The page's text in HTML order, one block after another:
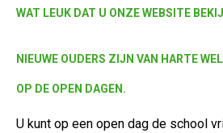
WAT LEUK DAT U ONZE WEBSITE
NIEUWE OUDERS ZIJN VAN HARTE
OP DE OPEN DAGEN.
U kunt op een open dag de school